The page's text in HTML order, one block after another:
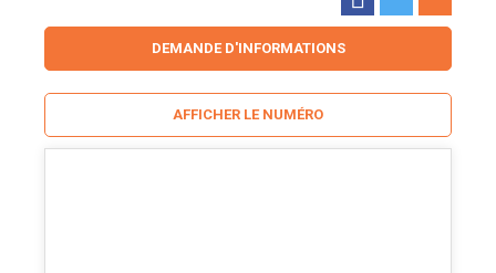
DEMANDE D'INFORMATIONS
AFFICHER LE NUMÉRO